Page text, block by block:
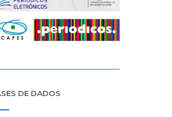
DE DADOS